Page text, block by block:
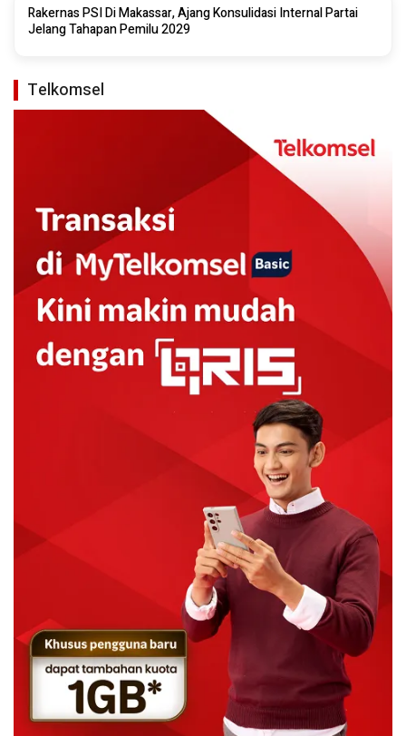
Rakernas PSI Di Makassar, Ajang Konsulidasi Internal Partai
Jelang Tahapan Pemilu 2029
Telkomsel